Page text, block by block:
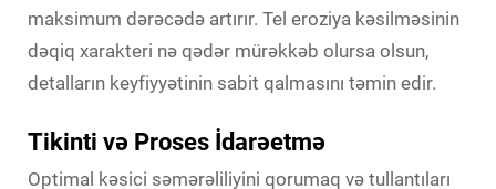
maksimum dərəcədə artırır. Tel eroziya kəsilməsinin
dəqiq xarakteri nə qədər mürəkkəb olursa olsun,
detalların keyfiyyətinin sabit qalmasını təmin edir.
Tikinti və Proses İdarəetmə
Optimal kəsici səmərəliliyini qorumaq və tullantıları